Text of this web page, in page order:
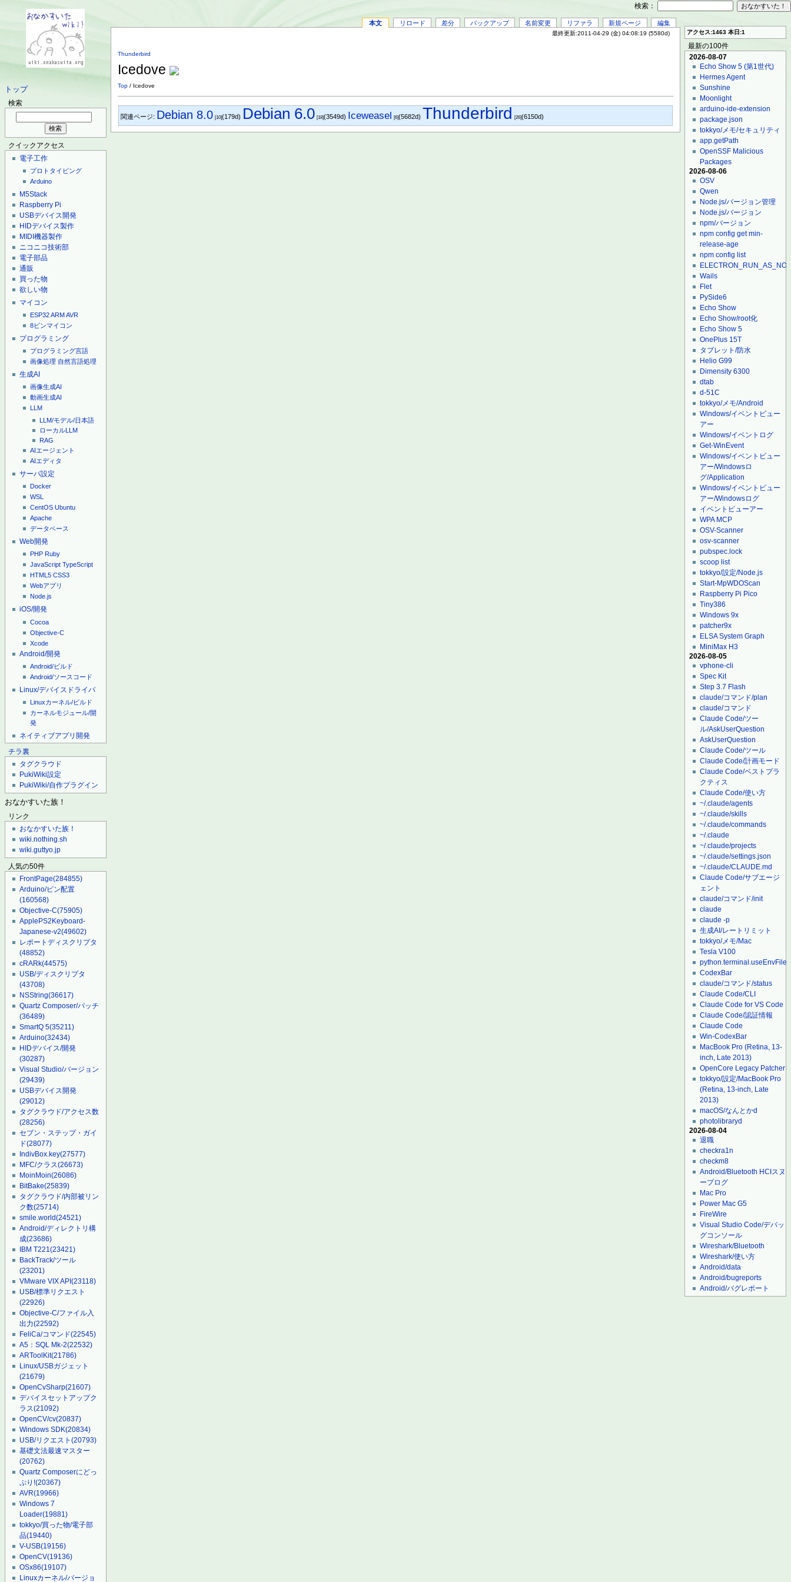
トップ
検索
クイックアクセス
電子工作
プロトタイピング
Arduino
M5Stack
Raspberry Pi
USBデバイス開発
HIDデバイス製作
MIDI機器製作
ニコニコ技術部
電子部品
通販
買った物
欲しい物
マイコン
ESP32ARMAVR
8ピンマイコン
プログラミング
プログラミング言語
画像処理 自然言語処理
生成AI
画像生成AI
動画生成AI
LLM
LLM/モデル/日本語
ローカルLLM
RAG
AIエージェント
AIエディタ
サーバ設定
Docker
WSL
CentOS Ubuntu
Apache
データベース
Web開発
PHP Ruby
JavaScript TypeScript
HTML5 CSS3
Webアプリ
Node.js
iOS/開発
Cocoa
Objective-C
Xcode
Android/開発
Android/ビルド
Android/ソースコード
Linux/デバイスドライバ
Linuxカーネル/ビルド
カーネルモジュール/開
発
ネイティブアプリ開発
チラ裏
タグクラウド
PukiWiki設定
PukiWiki/自作プラグイン
おなかすいた族！
リンク
おなかすいた族！
wiki.nothing.sh
wiki.guttyo.jp
人気の50件
FrontPage(284855)
Arduino/ピン配置
(160568)
Objective-C(75905)
ApplePS2Keyboard-
Japanese-v2(49602)
レポートディスクリプタ
(48852)
cRARk(44575)
USB/ディスクリプタ
(43708)
NSString(36617)
Quartz Composer/パッチ
(36489)
SmartQ 5(35211)
Arduino(32434)
HIDデバイス/開発
(30287)
Visual Studio/バージョン
(29439)
USBデバイス開発
(29012)
タグクラウド/アクセス数
(28256)
セブン・ステップ・ガイ
ド(28077)
IndivBox.key(27577)
MFC/クラス(26673)
MoinMoin(26086)
BitBake(25839)
タグクラウド/内部被リン
ク数(25714)
smile.world(24521)
Android/ディレクトリ構
成(23686)
IBM T221(23421)
BackTrack/ツール
(23201)
VMware VIX API(23118)
USB/標準リクエスト
(22926)
Objective-C/ファイル入
出力(22592)
FeliCa/コマンド(22545)
A5：SQL Mk-2(22532)
ARToolKit(21786)
Linux/USBガジェット
(21679)
OpenCvSharp(21607)
デバイスセットアップク
ラス(21092)
OpenCV/cv(20837)
Windows SDK(20834)
USB/リクエスト(20793)
基礎文法最速マスター
(20762)
Quartz Composerにどっ
ぷり!(20367)
AVR(19966)
Windows 7
Loader(19881)
tokkyo/買った物/電子部
品(19440)
V-USB(19156)
OpenCV(19136)
OSx86(19107)
Linuxカーネル/バージョ
本文 リロード 差分 バックアップ 名前変更 リファラ 新規ページ 編集
最終更新:2011-04-29 (金) 04:08:19 (5580d)
Thunderbird
Icedove
Top / Icedove
関連ページ: Debian 8.0 [10](179d) Debian 6.0 [18](3549d) Iceweasel [6](5682d) Thunderbird [26](6150d)
アクセス:1463 本日:1
最新の100件
2026-08-07
Echo Show 5 (第1世代)
Hermes Agent
Sunshine
Moonlight
arduino-ide-extension
package.json
tokkyo/メモ/セキュリティ
app.getPath
OpenSSF Malicious
Packages
2026-08-06
OSV
Qwen
Node.js/バージョン管理
Node.js/バージョン
npm/バージョン
npm config get min-
release-age
npm config list
Wails
Flet
PySide6
Echo Show
Echo Show/root化
Echo Show 5
OnePlus 15T
タブレット/防水
Helio G99
Dimensity 6300
dtab
d-51C
tokkyo/メモ/Android
Windows/イベントビュー
アー
Windows/イベントログ
Get-WinEvent
Windows/イベントビュー
アー/Windowsロ
グ/Application
Windows/イベントビュー
アー/Windowsログ
イベントビューアー
WPA MCP
OSV-Scanner
osv-scanner
pubspec.lock
scoop list
tokkyo/設定/Node.js
Start-MpWDOScan
Raspberry Pi Pico
Tiny386
Windows 9x
patcher9x
ELSA System Graph
MiniMax H3
2026-08-05
vphone-cli
Spec Kit
Step 3.7 Flash
claude/コマンド/plan
claude/コマンド
Claude Code/ツー
ル/AskUserQuestion
AskUserQuestion
Claude Code/ツール
Claude Code/計画モード
Claude Code/ベストプラ
クティス
Claude Code/使い方
~/.claude/agents
~/.claude/skills
~/.claude/commands
~/.claude
~/.claude/projects
~/.claude/settings.json
~/.claude/CLAUDE.md
Claude Code/サブエージ
ェント
claude/コマンド/init
claude
claude -p
生成AI/レートリミット
tokkyo/メモ/Mac
Tesla V100
python.terminal.useEnvFile
CodexBar
claude/コマンド/status
Claude Code/CLI
Claude Code for VS Code
Claude Code/認証情報
Claude Code
Win-CodexBar
MacBook Pro (Retina, 13-
inch, Late 2013)
OpenCore Legacy Patcher
tokkyo/設定/MacBook Pro
(Retina, 13-inch, Late
2013)
macOS/なんとかd
photolibraryd
2026-08-04
退職
checkra1n
checkm8
Android/Bluetooth HCIスヌ
ープログ
Mac Pro
Power Mac G5
FireWire
Visual Studio Code/デバッ
グコンソール
Wireshark/Bluetooth
Wireshark/使い方
Android/data
Android/bugreports
Android/バグレポート
検索：